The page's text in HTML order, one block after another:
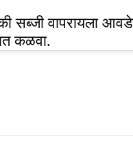
सब्जी वापरायला
कळवा.